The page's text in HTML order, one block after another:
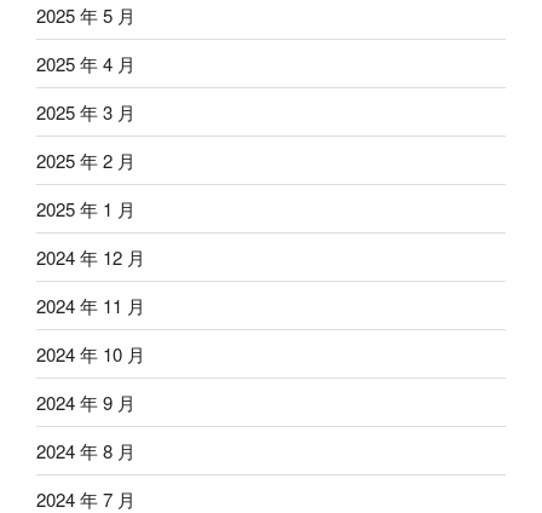
2025 年 5 月
2025 年 4 月
2025 年 3 月
2025 年 2 月
2025 年 1 月
2024 年 12 月
2024 年 11 月
2024 年 10 月
2024 年 9 月
2024 年 8 月
2024 年 7 月